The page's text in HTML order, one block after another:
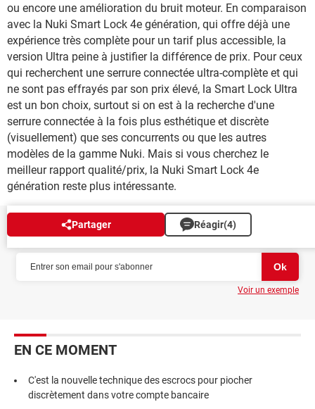
ou encore une amélioration du bruit moteur. En comparaison
avec la Nuki Smart Lock 4e génération, qui offre déjà une
expérience très complète pour un tarif plus accessible, la
version Ultra peine à justifier la différence de prix. Pour ceux
qui recherchent une serrure connectée ultra-complète et qui
ne sont pas effrayés par son prix élevé, la Smart Lock Ultra
est un bon choix, surtout si on est à la recherche d'une
serrure connectée à la fois plus esthétique et discrète
(visuellement) que ses concurrents ou que les autres
modèles de la gamme Nuki. Mais si vous cherchez le
meilleur rapport qualité/prix, la Nuki Smart Lock 4e
génération reste plus intéressante.
Partager Réagir(4)
NEWSLETTER
Voir un exemple
EN CE MOMENT
C'est la nouvelle technique des escrocs pour piocher
discrètement dans votre compte bancaire